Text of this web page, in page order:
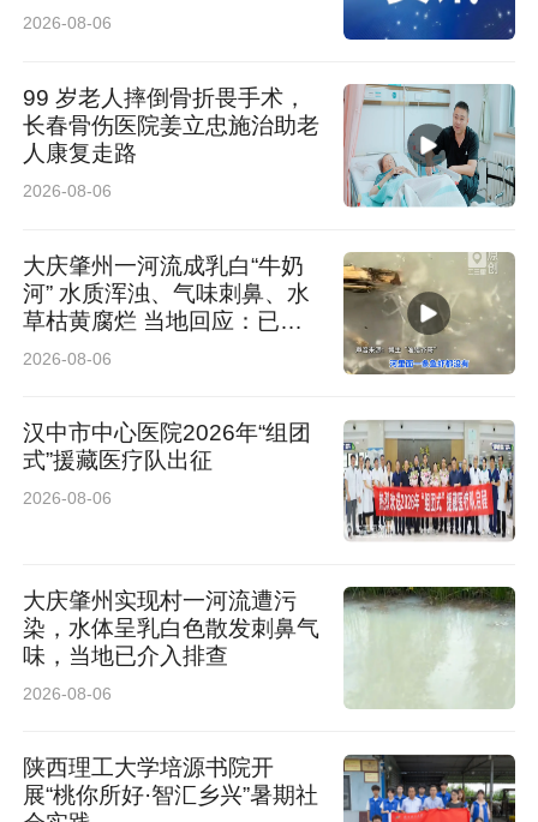
2026-08-06
99 岁老人摔倒骨折畏手术，
长春骨伤医院姜立忠施治助老
人康复走路
2026-08-06
大庆肇州一河流成乳白“牛奶
河” 水质浑浊、气味刺鼻、水
草枯黄腐烂 当地回应：已介
入排查
2026-08-06
汉中市中心医院2026年“组团
式”援藏医疗队出征
2026-08-06
大庆肇州实现村一河流遭污
染，水体呈乳白色散发刺鼻气
味，当地已介入排查
2026-08-06
陕西理工大学培源书院开
展“桃你所好·智汇乡兴”暑期社